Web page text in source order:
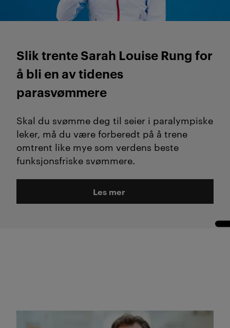
Slik trente Sarah Louise Rung for
å bli en av tidenes
parasvømmere
Skal du svømme deg til seier i paralympiske
leker, må du være forberedt på å trene
omtrent like mye som verdens beste
funksjonsfriske svømmere.
Les mer